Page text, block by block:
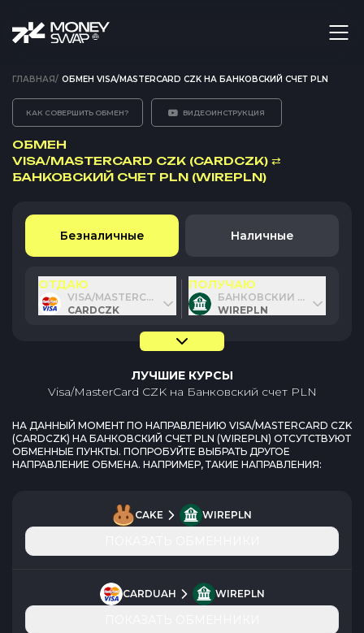
ГЛАВНАЯ/ ОБМЕН VISA/MASTERCARD CZK НА БАНКОВСКИЙ СЧЕТ PLN
КАК СОВЕРШИТЬ ОБМЕН? ВИДЕОИНСТРУКЦИЯ
ОБМЕН
VISA/MASTERCARD CZK (CARDCZK) ⇄
БАНКОВСКИЙ СЧЕТ PLN (WIREPLN)
Безналичные Наличные
ОТДАЮ
VISA/MASTERCARD CZK
CARDCZK
ПОЛУЧАЮ
БАНКОВСКИЙ СЧЕТ PLN
WIREPLN
ЛУЧШИЕ КУРСЫ
Visa/MasterCard CZKна Банковский счет PLN
НА ДАННЫЙ МОМЕНТ ПО НАПРАВЛЕНИЮ VISA/MASTERCARD CZK
(CARDCZK) НА БАНКОВСКИЙ СЧЕТ PLN (WIREPLN) ОТСУТСТВУЮТ
ОБМЕННЫЕ ПУНКТЫ. ПОПРОБУЙТЕ ВЫБРАТЬ ДРУГОЕ
НАПРАВЛЕНИЕ ОБМЕНА. НАПРИМЕР, ТАКИЕ НАПРАВЛЕНИЯ:
CAKE WIREPLN
CARDUAH WIREPLN